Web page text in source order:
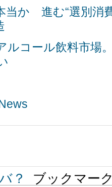
当か 進む“選別消
ルコール飲料市場
？ ブックマー